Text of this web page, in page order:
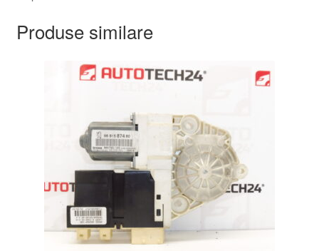
Produse similare